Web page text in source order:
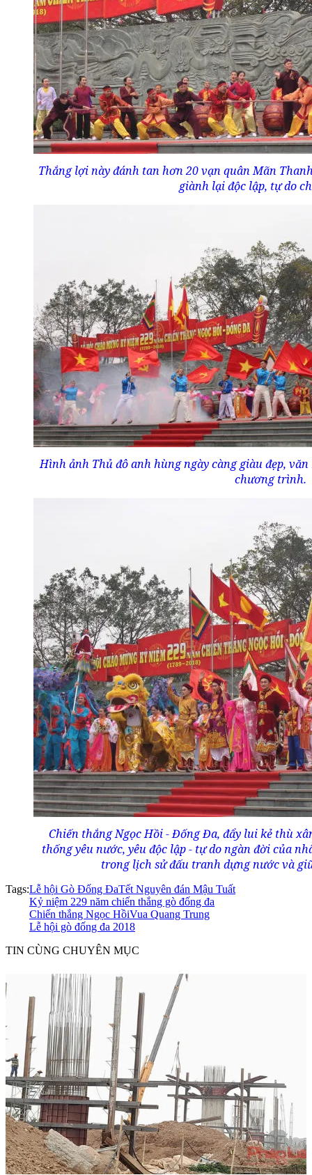
Thắng lợi này đánh tan hơn 20 vạn quân Mãn
giành lại độc lập, tự do
Hình ảnh Thủ đô anh hùng ngày càng giàu đẹp,
chương trình.
Chiến thắng Ngọc Hồi - Đống Đa, đẩy lui kẻ thù
thống yêu nước, yêu độc lập - tự do ngàn đời của
trong lịch sử đấu tranh dựng nước và
Tags:Lễ hội Gò Đống ĐaTết Nguyên đán Mậu Tuất
Kỷ niệm 229 năm chiến thắng gò đống đa
Chiến thắng Ngọc HồiVua Quang Trung
Lễ hội gò đống đa 2018
TIN CÙNG CHUYÊN MỤC